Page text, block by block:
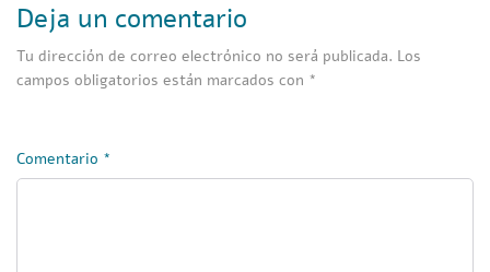
Deja un comentario
Tu dirección de correo electrónico no será publicada. Los
campos obligatorios están marcados con *
Comentario *